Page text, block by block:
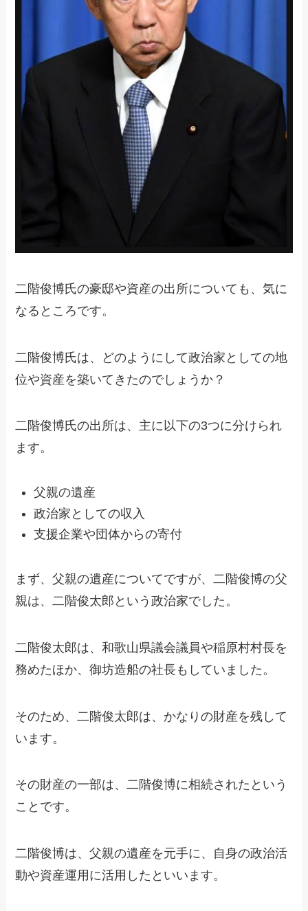
二階俊博氏の豪邸や資産の出所についても、気に
なるところです。
二階俊博氏は、どのようにして政治家としての地
位や資産を築いてきたのでしょうか？
二階俊博氏の出所は、主に以下の3つに分けられ
ます。
父親の遺産
政治家としての収入
支援企業や団体からの寄付
まず、父親の遺産についてですが、二階俊博の父
親は、二階俊太郎という政治家でした。
二階俊太郎は、和歌山県議会議員や稲原村村長を
務めたほか、御坊造船の社長もしていました。
そのため、二階俊太郎は、かなりの財産を残して
います。
その財産の一部は、二階俊博に相続されたという
ことです。
二階俊博は、父親の遺産を元手に、自身の政治活
動や資産運用に活用したといいます。